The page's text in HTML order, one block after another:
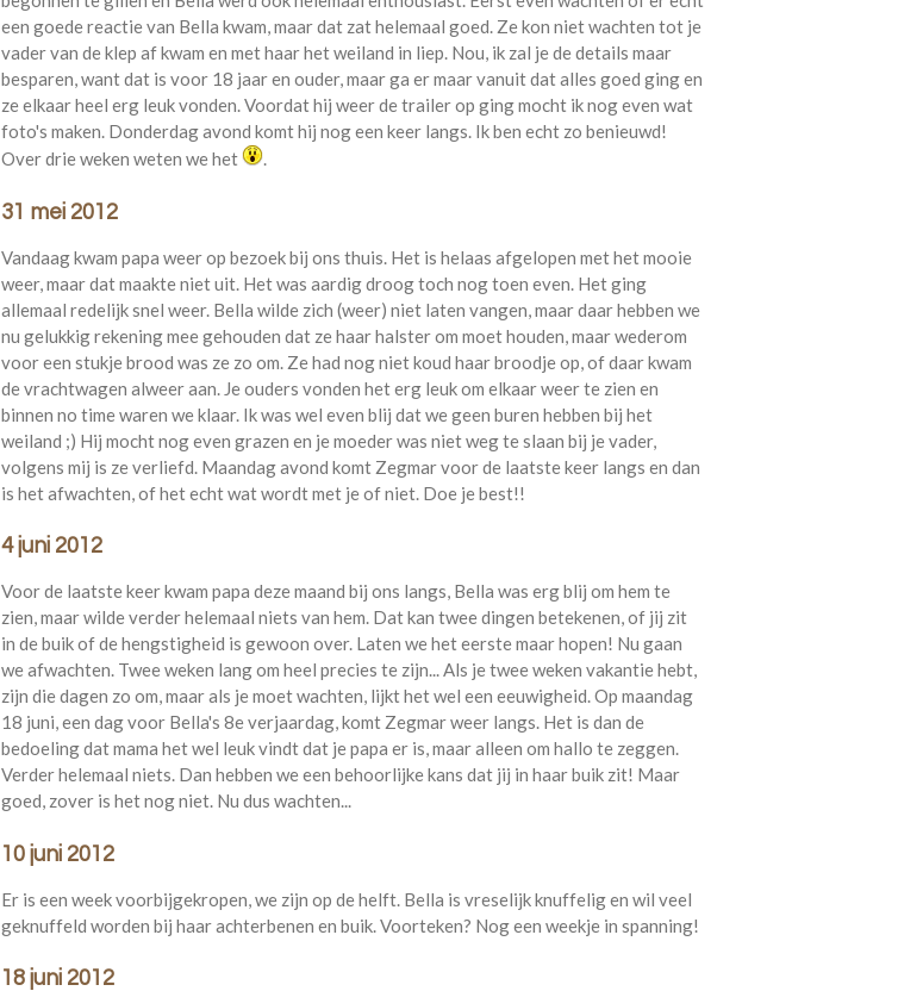
een goede reactie van Bella kwam, maar dat zat helemaal goed. Ze kon niet wachten tot je
vader van de klep af kwam en met haar het weiland in liep. Nou, ik zal je de details maar
besparen, want dat is voor 18 jaar en ouder, maar ga er maar vanuit dat alles goed ging en
ze elkaar heel erg leuk vonden. Voordat hij weer de trailer op ging mocht ik nog even wat
foto's maken. Donderdag avond komt hij nog een keer langs. Ik ben echt zo benieuwd!
Over drie weken weten we het
.
31 mei 2012
Vandaag kwam papa weer op bezoek bij ons thuis. Het is helaas afgelopen met het mooie
weer, maar dat maakte niet uit. Het was aardig droog toch nog toen even. Het ging
allemaal redelijk snel weer. Bella wilde zich (weer) niet laten vangen, maar daar hebben we
nu gelukkig rekening mee gehouden dat ze haar halster om moet houden, maar wederom
voor een stukje brood was ze zo om. Ze had nog niet koud haar broodje op, of daar kwam
de vrachtwagen alweer aan. Je ouders vonden het erg leuk om elkaar weer te zien en
binnen no time waren we klaar. Ik was wel even blij dat we geen buren hebben bij het
weiland ;) Hij mocht nog even grazen en je moeder was niet weg te slaan bij je vader,
volgens mij is ze verliefd. Maandag avond komt Zegmar voor de laatste keer langs en dan
is het afwachten, of het echt wat wordt met je of niet. Doe je best!!
4 juni 2012
Voor de laatste keer kwam papa deze maand bij ons langs, Bella was erg blij om hem te
zien, maar wilde verder helemaal niets van hem. Dat kan twee dingen betekenen, of jij zit
in de buik of de hengstigheid is gewoon over. Laten we het eerste maar hopen! Nu gaan
we afwachten. Twee weken lang om heel precies te zijn... Als je twee weken vakantie hebt,
zijn die dagen zo om, maar als je moet wachten, lijkt het wel een eeuwigheid. Op maandag
18 juni, een dag voor Bella's 8e verjaardag, komt Zegmar weer langs. Het is dan de
bedoeling dat mama het wel leuk vindt dat je papa er is, maar alleen om hallo te zeggen.
Verder helemaal niets. Dan hebben we een behoorlijke kans dat jij in haar buik zit! Maar
goed, zover is het nog niet. Nu dus wachten...
10 juni 2012
Er is een week voorbijgekropen, we zijn op de helft. Bella is vreselijk knuffelig en wil veel
geknuffeld worden bij haar achterbenen en buik. Voorteken? Nog een weekje in spanning!
18 juni 2012